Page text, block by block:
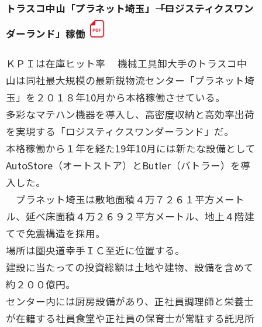
トラスコ中山「プラネット埼玉」――「ロジスティクスワン
ダーランド」稼働
ＫＰＩは在庫ヒット率 機械工具卸大手のトラスコ中
山は同社最大規模の最新鋭物流センター「プラネット埼
玉」を２０１８年10月から本格稼働させている。
多彩なマテハン機器を導入し、高密度収納と高効率出荷
を実現する「ロジスティクスワンダーランド」だ。
本格稼働から１年を経た19年10月には新たな設備として
AutoStore（オートストア）とButler（バトラー）を導
入した。
プラネット埼玉は敷地面積４万７２６１平方メート
ル、延べ床面積４万２６９２平方メートル、地上４階建
てで免震構造を採用。
場所は圏央道幸手ＩＣ至近に位置する。
建設に当たっての投資総額は土地や建物、設備を含めて
約２００億円。
センター内には厨房設備があり、正社員調理師と栄養士
が在籍する社員食堂や正社員の保育士が常駐する託児所